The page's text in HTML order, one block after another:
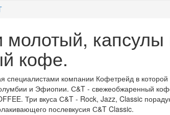
молотый, капсулы
кофе.
специалистами компании Кофетрейд в
и Эфиопии. С&T - свежеобжаренный
Три вкуса С&T - Rock, Jazz, Classic
послевкусия С&T Classic.